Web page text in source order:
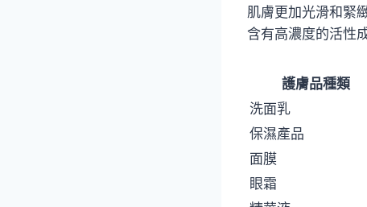
肌膚更加光滑和緊
含有高濃度的活性
護膚品種類
洗面乳
保濕產品
面膜
眼霜